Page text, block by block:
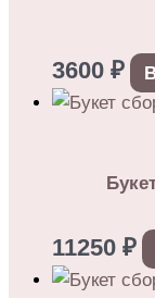
3600 ₽
11250 ₽